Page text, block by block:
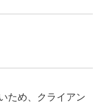
ため、クライアン